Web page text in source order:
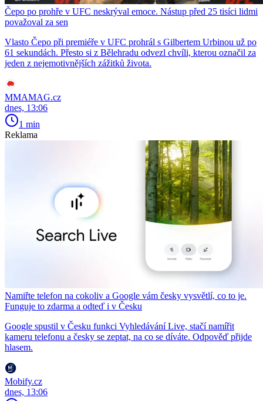
Čepo po prohře v UFC neskrýval emoce. Nástup před 25 tisíci lidmi
považoval za sen
Vlasto Čepo při premiéře v UFC prohrál s Gilbertem Urbinou už po
61 sekundách. Přesto si z Bělehradu odvezl chvíli, kterou označil za
jeden z nejemotivnějších zážitků života.
MMAMAG.cz
dnes, 13:06
1 min
Reklama
Namiřte telefon na cokoliv a Google vám česky vysvětlí, co to je.
Funguje to zdarma a odteď i v Česku
Google spustil v Česku funkci Vyhledávání Live, stačí namířit
kameru telefonu a česky se zeptat, na co se díváte. Odpověď přijde
hlasem.
Mobify.cz
dnes, 13:06